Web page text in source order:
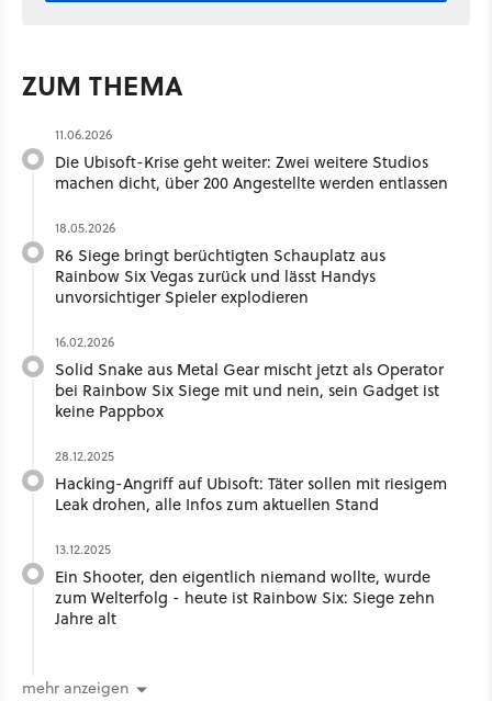
ZUM THEMA
11.06.2026
Die Ubisoft-Krise geht weiter: Zwei weitere Studios
machen dicht, über 200 Angestellte werden entlassen
18.05.2026
R6 Siege bringt berüchtigten Schauplatz aus
Rainbow Six Vegas zurück und lässt Handys
unvorsichtiger Spieler explodieren
16.02.2026
Solid Snake aus Metal Gear mischt jetzt als Operator
bei Rainbow Six Siege mit und nein, sein Gadget ist
keine Pappbox
28.12.2025
Hacking-Angriff auf Ubisoft: Täter sollen mit riesigem
Leak drohen, alle Infos zum aktuellen Stand
13.12.2025
Ein Shooter, den eigentlich niemand wollte, wurde
zum Welterfolg - heute ist Rainbow Six: Siege zehn
Jahre alt
mehr anzeigen